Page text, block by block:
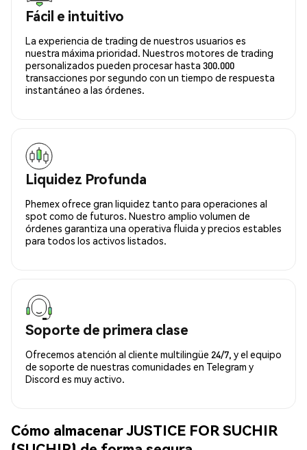
Fácil e intuitivo
La experiencia de trading de nuestros usuarios es
nuestra máxima prioridad. Nuestros motores de trading
personalizados pueden procesar hasta 300.000
transacciones por segundo con un tiempo de respuesta
instantáneo a las órdenes.
Liquidez Profunda
Phemex ofrece gran liquidez tanto para operaciones al
spot como de futuros. Nuestro amplio volumen de
órdenes garantiza una operativa fluida y precios estables
para todos los activos listados.
Soporte de primera clase
Ofrecemos atención al cliente multilingüe 24/7, y el equipo
de soporte de nuestras comunidades en Telegram y
Discord es muy activo.
Cómo almacenar JUSTICE FOR SUCHIR